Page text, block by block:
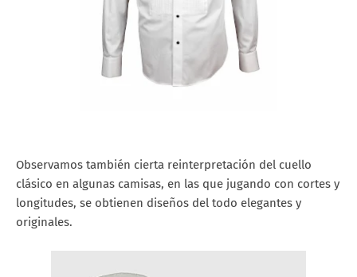
Observamos también cierta reinterpretación del cuello
clásico en algunas camisas, en las que jugando con cortes y
longitudes, se obtienen diseños del todo elegantes y
originales.